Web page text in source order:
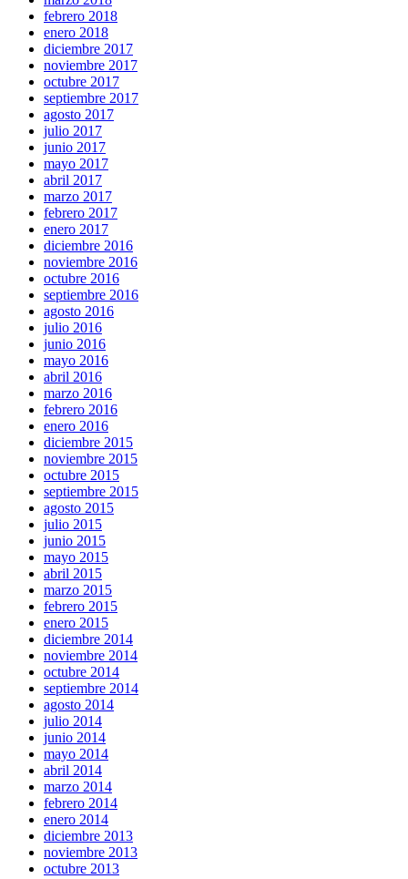
febrero 2018
enero 2018
diciembre 2017
noviembre 2017
octubre 2017
septiembre 2017
agosto 2017
julio 2017
junio 2017
mayo 2017
abril 2017
marzo 2017
febrero 2017
enero 2017
diciembre 2016
noviembre 2016
octubre 2016
septiembre 2016
agosto 2016
julio 2016
junio 2016
mayo 2016
abril 2016
marzo 2016
febrero 2016
enero 2016
diciembre 2015
noviembre 2015
octubre 2015
septiembre 2015
agosto 2015
julio 2015
junio 2015
mayo 2015
abril 2015
marzo 2015
febrero 2015
enero 2015
diciembre 2014
noviembre 2014
octubre 2014
septiembre 2014
agosto 2014
julio 2014
junio 2014
mayo 2014
abril 2014
marzo 2014
febrero 2014
enero 2014
diciembre 2013
noviembre 2013
octubre 2013